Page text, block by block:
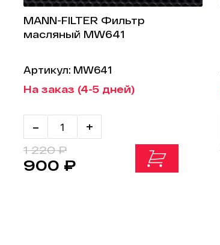
MANN-FILTER Фильтр
масляный MW641
Артикул: MW641
На заказ (4-5 дней)
- +
900 ₽
1 220 ₽